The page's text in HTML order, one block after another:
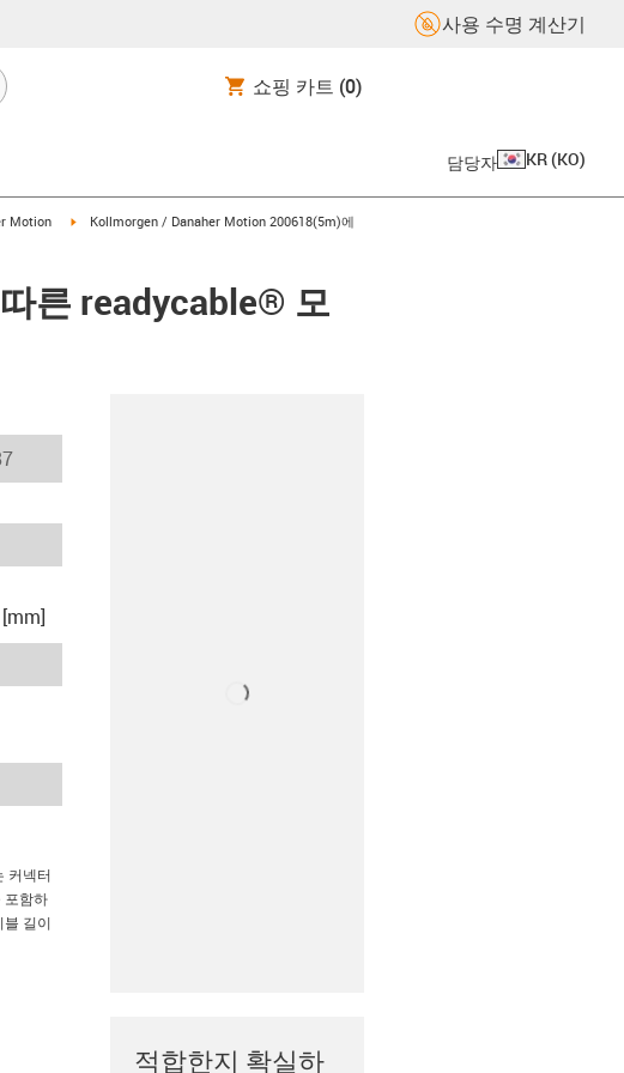
사용 수명 계산기
쇼핑 카트 (0)
담당자 KR (KO)
Motion igus-icon-arrow-right
Kollmorgen / Danaher Motion 200618(5m)에
른 readycable® 모
커넥터
포함하
블 길이
적합한지 확실하